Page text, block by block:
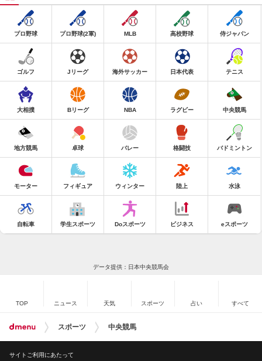
プロ野球 プロ野球(2軍) MLB 高校野球 侍ジャパン
ゴルフ Jリーグ 海外サッカー 日本代表 テニス
大相撲 Bリーグ NBA ラグビー 中央競馬
地方競馬 卓球 バレー 格闘技 バドミントン
モーター フィギュア ウィンター 陸上 水泳
自転車 学生スポーツ Doスポーツ ビジネス eスポーツ
データ提供：日本中央競馬会
TOP ニュース 天気 スポーツ 占い すべて
スポーツ 中央競馬
サイトご利用にあたって